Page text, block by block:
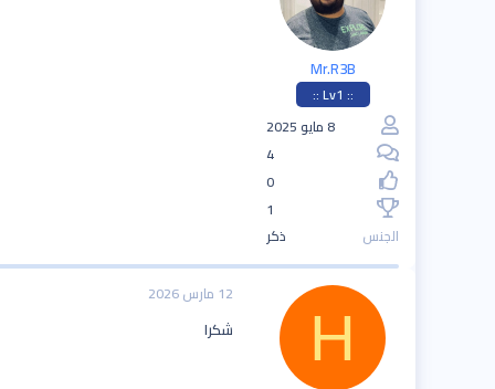
Mr.R3B
:: Lv1 ::
8 مايو 2025
4
0
1
الجنس
ذكر
H
12 مارس 2026
شكرا